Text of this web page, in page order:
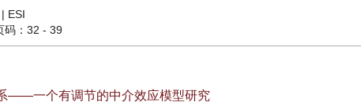
ESI
码：32 - 39
——一个有调节的中介效应模型研究